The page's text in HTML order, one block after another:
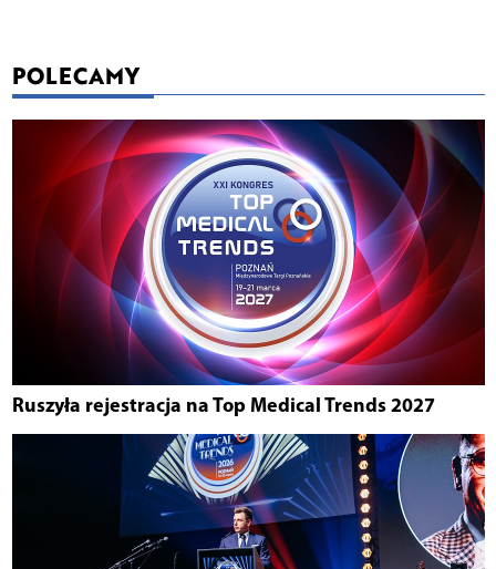
POLECAMY
Ruszyła rejestracja na Top Medical Trends 2027